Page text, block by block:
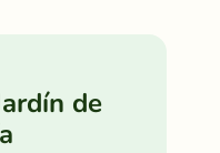
de